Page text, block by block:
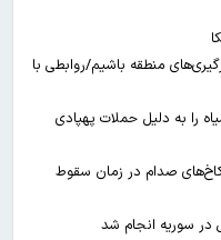
منطقه باشیم/روابطی با
را به دلیل حملات پهپادی
صدام در زمان سقوط
در سوریه انجام شد